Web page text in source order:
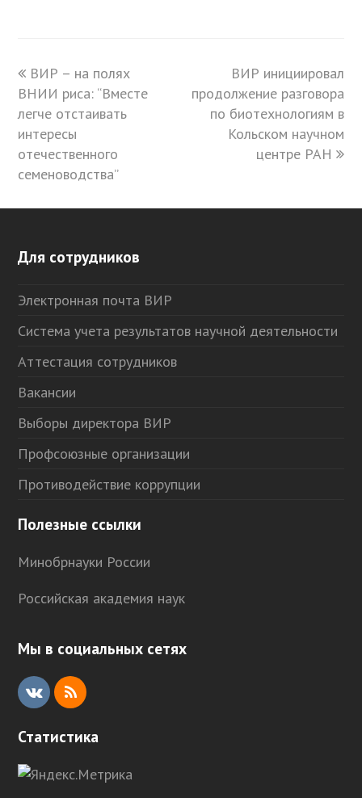
previous
post:
ВИР – на полях
ВНИИ риса: “Вместе
легче отстаивать
интересы
отечественного
семеноводства”
next
post:
ВИР инициировал
продолжение разговора
по биотехнологиям в
Кольском научном
центре РАН
Для сотрудников
Электронная почта ВИР
Система учета результатов научной деятельности
Аттестация сотрудников
Вакансии
Выборы директора ВИР
Профсоюзные организации
Противодействие коррупции
Полезные ссылки
Минобрнауки России
Российская академия наук
Мы в социальных сетях
V
R
Статистика